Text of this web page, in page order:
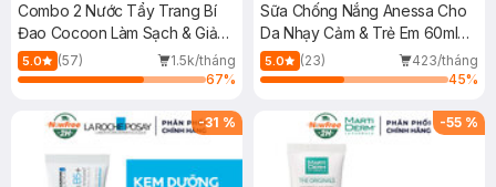
Combo 2 Nước Tẩy Trang Bí
Đao Cocoon Làm Sạch & Giảm
Dầu 500ml
5.0 (57)
1.5k/tháng
67%
Sữa Chống Nắng Anessa Cho
Da Nhạy Cảm & Trẻ Em 60ml
(Mới)
5.0 (23)
423/tháng
45%
-31 % -55 %